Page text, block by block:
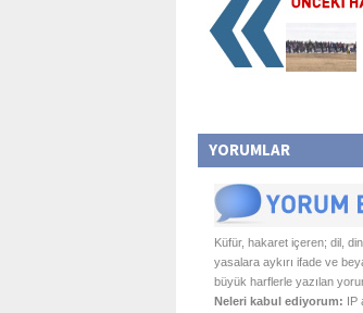
YORUMLAR
Küfür, hakaret içeren; dil,
yasalara aykırı ifade ve
büyük harflerle yazılan
Neleri kabul ediyorum: IP